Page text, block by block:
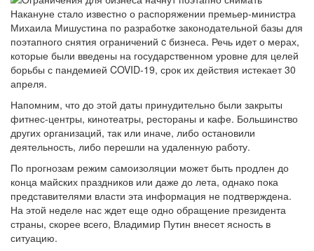
Накануне стало известно о распоряжении премьер-министра
Михаила Мишустина по разработке законодательной базы для
поэтапного снятия ограничений c бизнеса. Речь идет о мерах,
которые были введены на государственном уровне для целей
борьбы с пандемией COVID-19, срок их действия истекает 30
апреля.
Напомним, что до этой даты принудительно были закрыты
фитнес-центры, кинотеатры, рестораны и кафе. Большинство
других организаций, так или иначе, либо остановили
деятельность, либо перешли на удаленную работу.
По прогнозам режим самоизоляции может быть продлен до
конца майских праздников или даже до лета, однако пока
представителями власти эта информация не подтверждена.
На этой неделе нас ждет еще одно обращение президента
страны, скорее всего, Владимир Путин внесет ясность в
ситуацию.